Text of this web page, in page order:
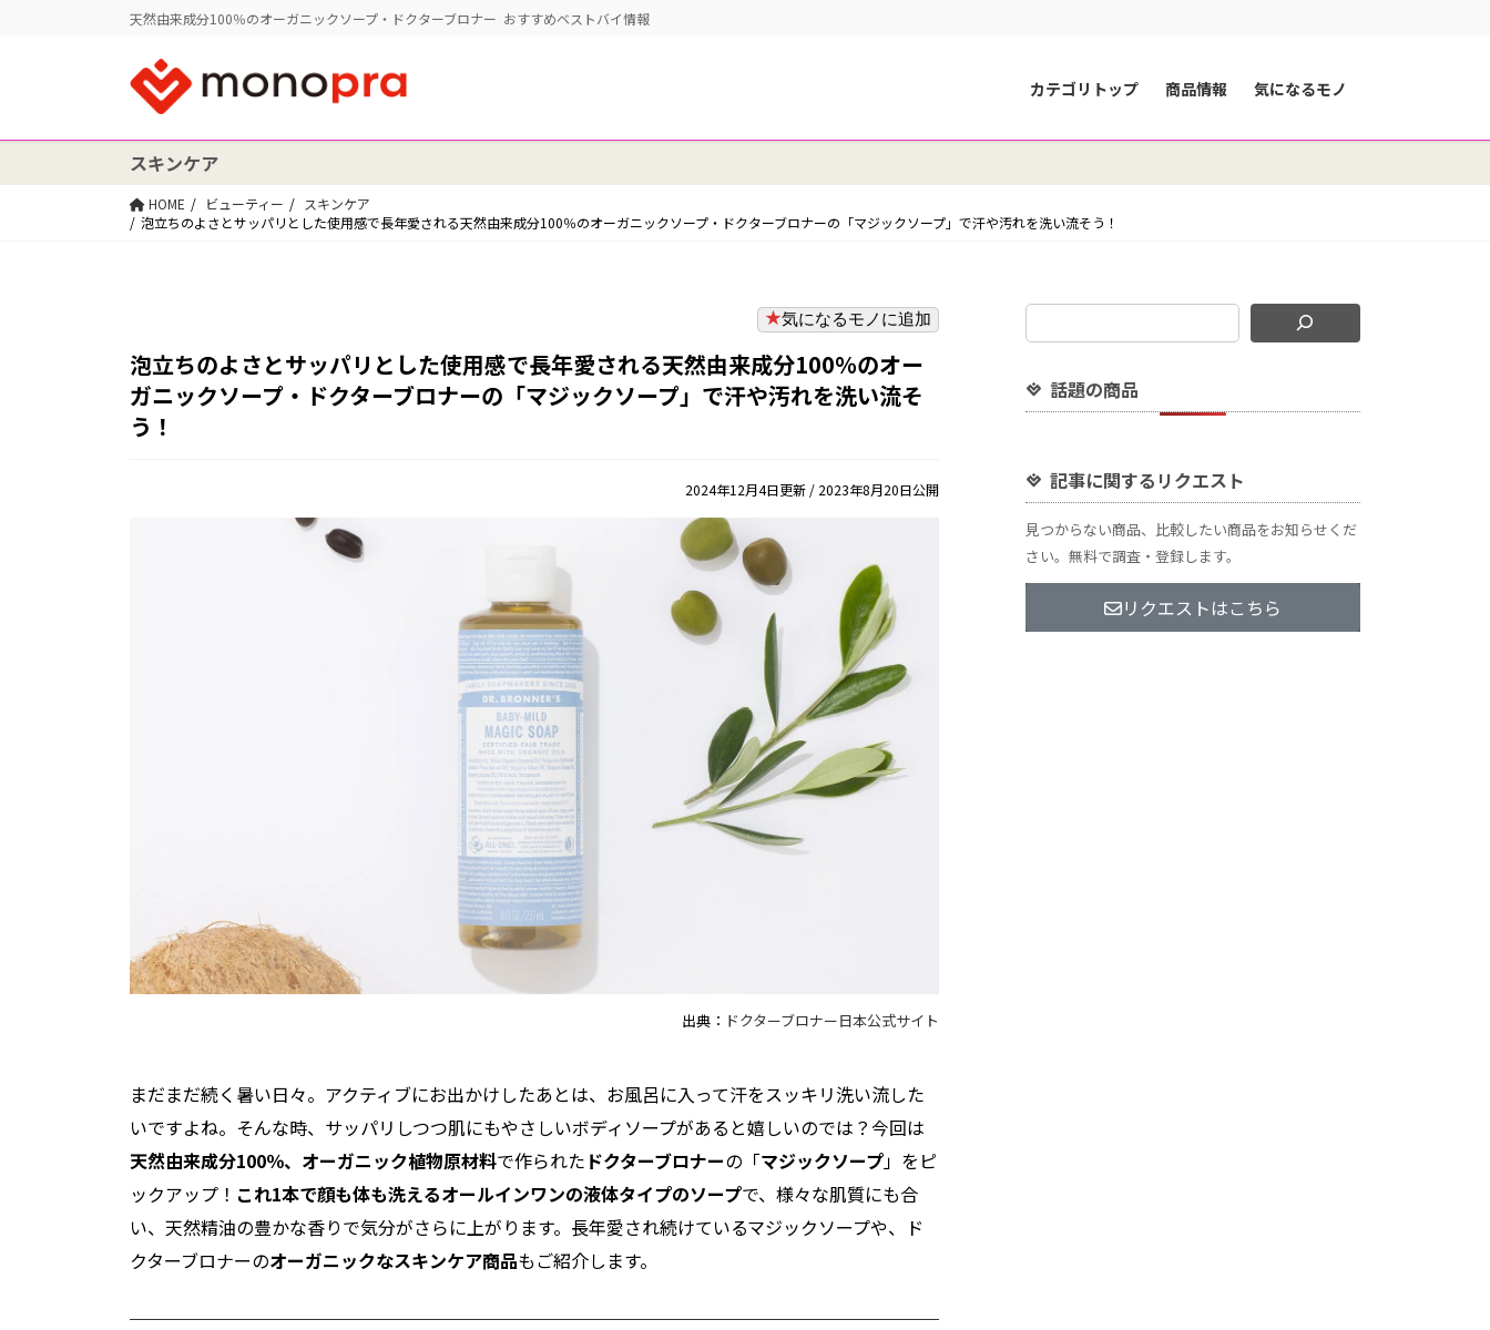
天然由来成分100％のオーガニックソープ・ドクターブロナー おすすめベストバイ情報
カテゴリトップ 商品情報 気になるモノ
スキンケア
HOME ビューティー
スキンケア
泡立ちのよさとサッパリとした使用感で長年愛される天然由来成分100％のオーガニックソープ・ドクターブロナーの「マジックソープ」で汗や汚れを洗い流そう！
気になるモノに追加
泡立ちのよさとサッパリとした使用感で長年愛される天然由来成分100％のオー
ガニックソープ・ドクターブロナーの「マジックソープ」で汗や汚れを洗い流そ
う！
2024年12月4日更新 / 2023年8月20日公開
出典： ドクターブロナー日本公式サイト
まだまだ続く暑い日々。アクティブにお出かけしたあとは、お風呂に入って汗をスッキリ洗い流した
いですよね。そんな時、サッパリしつつ肌にもやさしいボディソープがあると嬉しいのでは？今回は
天然由来成分100％、オーガニック植物原材料で作られた ドクターブロナーの「マジックソープ」をピ
ックアップ！ これ1本で顔も体も洗えるオールインワンの液体タイプのソープで、様々な肌質にも合
い、天然精油の豊かな香りで気分がさらに上がります。長年愛され続けているマジックソープや、ド
クターブロナーのオーガニックなスキンケア商品もご紹介します。
話題の商品
記事に関するリクエスト
見つからない商品、比較したい商品をお知らせくだ
さい。無料で調査・登録します。
リクエストはこちら